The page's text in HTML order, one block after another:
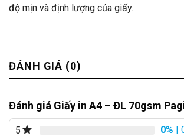
độ mịn và định lượng của giấy.
ĐÁNH GIÁ (0)
Đánh giá Giấy in A4 – ĐL 70gsm
5 0% |